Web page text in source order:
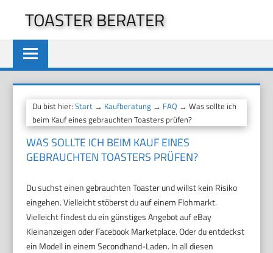
springen
TOASTER BERATER
Du bist hier:Start → Kaufberatung → FAQ → Was sollte ich
beim Kauf eines gebrauchten Toasters prüfen?
WAS SOLLTE ICH BEIM KAUF EINES
GEBRAUCHTEN TOASTERS PRÜFEN?
Du suchst einen gebrauchten Toaster und willst kein Risiko
eingehen. Vielleicht stöberst du auf einem Flohmarkt.
Vielleicht findest du ein günstiges Angebot auf eBay
Kleinanzeigen oder Facebook Marketplace. Oder du entdeckst
ein Modell in einem Secondhand-Laden. In all diesen